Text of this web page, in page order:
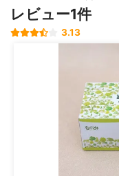
レビュー1件
3.13